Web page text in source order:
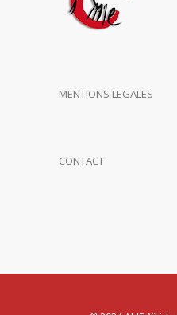
MENTIONS LEGALES
CONTACT